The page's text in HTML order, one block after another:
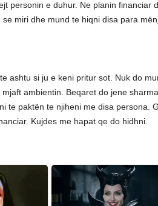
personin e duhur. Ne planin financiar
miri dhe mund te hiqni disa para
ashtu si ju e keni pritur sot. Nuk do
ambientin. Beqaret do jene
te paktën te njiheni me disa persona.
Kujdes me hapat qe do hidhni.